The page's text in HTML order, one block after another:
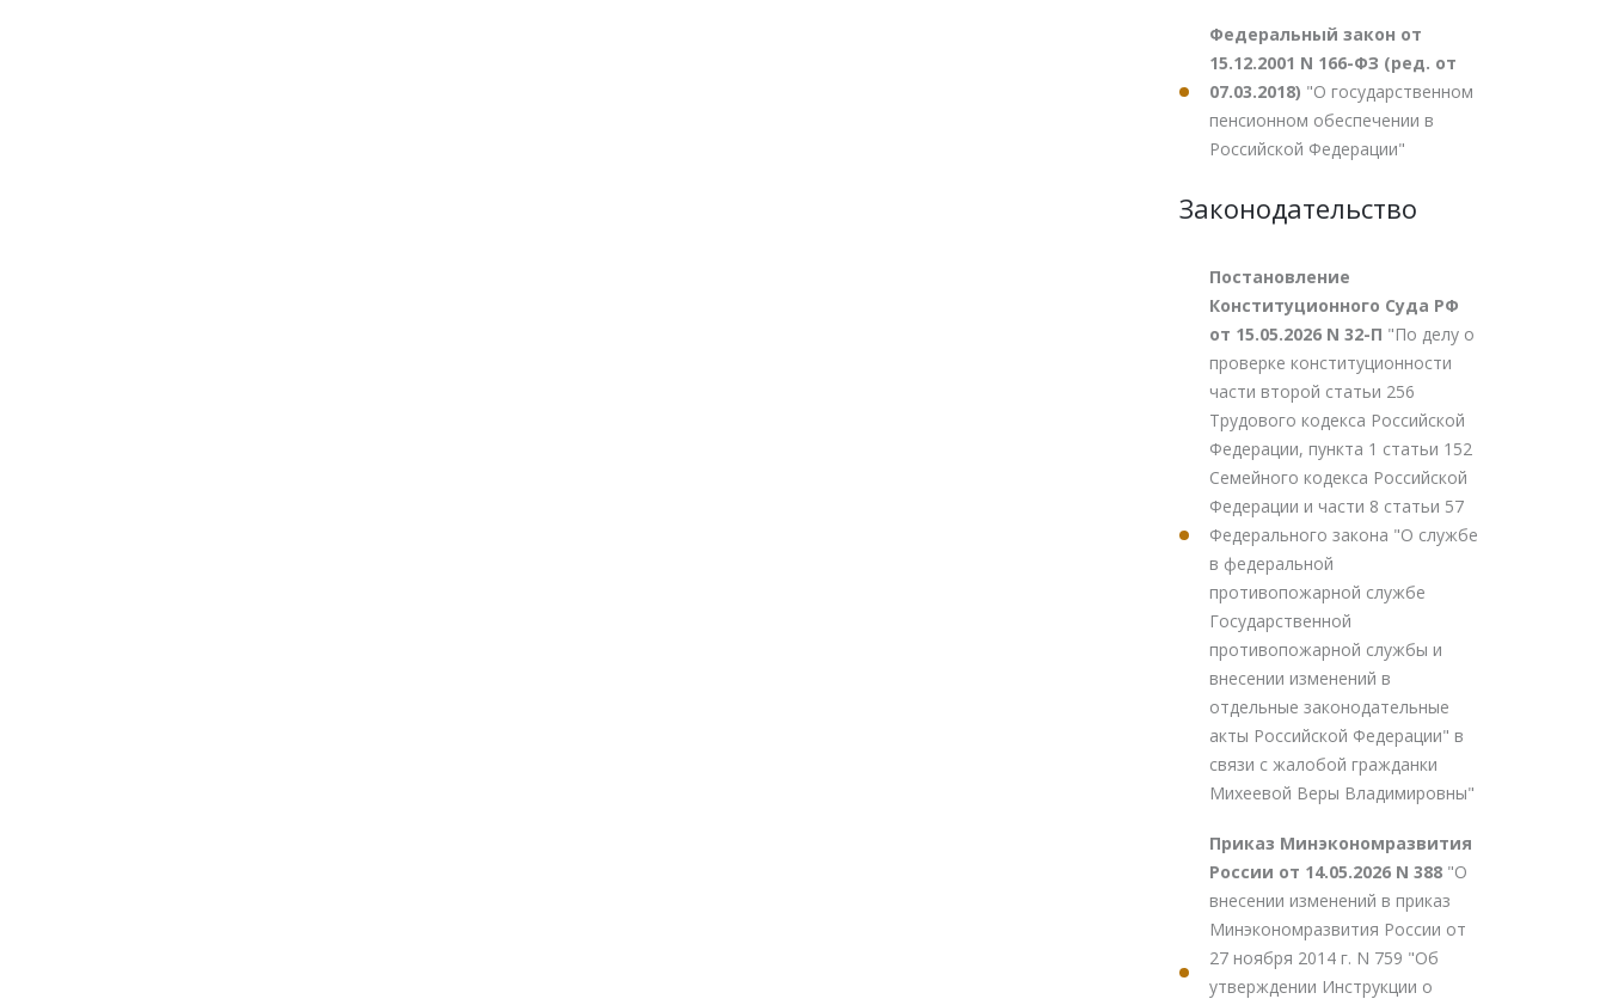
Федеральный закон от
15.12.2001 N 166-ФЗ (ред. от
07.03.2018) "О государственном
пенсионном обеспечении в
Российской Федерации"
Законодательство
Постановление
Конституционного Суда РФ
от 15.05.2026 N 32-П "По делу о
проверке конституционности
части второй статьи 256
Трудового кодекса Российской
Федерации, пункта 1 статьи 152
Семейного кодекса Российской
Федерации и части 8 статьи 57
Федерального закона "О службе
в федеральной
противопожарной службе
Государственной
противопожарной службы и
внесении изменений в
отдельные законодательные
акты Российской Федерации" в
связи с жалобой гражданки
Михеевой Веры Владимировны"
Приказ Минэкономразвития
России от 14.05.2026 N 388 "О
внесении изменений в приказ
Минэкономразвития России от
27 ноября 2014 г. N 759 "Об
утверждении Инструкции о